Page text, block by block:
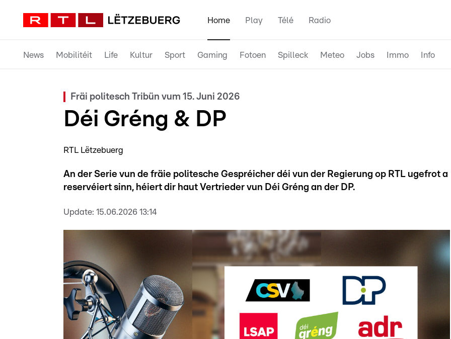
Home Play Télé Radio
News Mobilitéit Life Kultur Sport Gaming Fotoen Spilleck Meteo Jobs Immo Info
Fräi politesch Tribün vum 15. Juni 2026
Déi Gréng & DP
RTL Lëtzebuerg
An der Serie vun de fräie politesche Gespréicher déi vun der Regierung op RTL ugefrot a
reservéiert sinn, héiert dir haut Vertrieder vun Déi Gréng an der DP.
Update: 15.06.2026 13:14